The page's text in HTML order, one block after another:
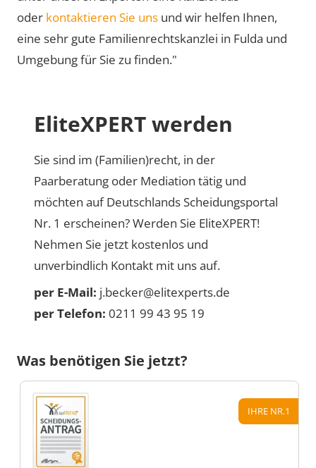
oder kontaktieren Sie uns und wir helfen Ihnen,
eine sehr gute Familienrechtskanzlei in Fulda und
Umgebung für Sie zu finden."
EliteXPERT werden
Sie sind im (Familien)recht, in der
Paarberatung oder Mediation tätig und
möchten auf Deutschlands Scheidungsportal
Nr. 1 erscheinen? Werden Sie EliteXPERT!
Nehmen Sie jetzt kostenlos und
unverbindlich Kontakt mit uns auf.
per E-Mail: j.becker@elitexperts.de
per Telefon: 0211 99 43 95 19
Was benötigen Sie jetzt?
IHRE NR.1